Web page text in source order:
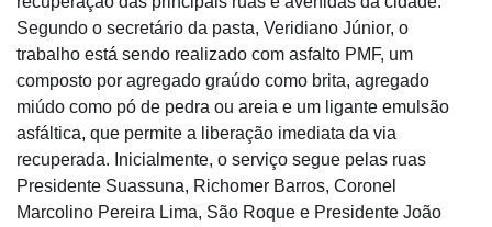
Segundo o secretário da pasta, Veridiano Júnior, o
trabalho está sendo realizado com asfalto PMF, um
composto por agregado graúdo como brita, agregado
miúdo como pó de pedra ou areia e um ligante emulsão
asfáltica, que permite a liberação imediata da via
recuperada. Inicialmente, o serviço segue pelas ruas
Presidente Suassuna, Richomer Barros, Coronel
Marcolino Pereira Lima, São Roque e Presidente João